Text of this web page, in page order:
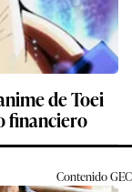
de Toei
financiero
ContenidoGEC